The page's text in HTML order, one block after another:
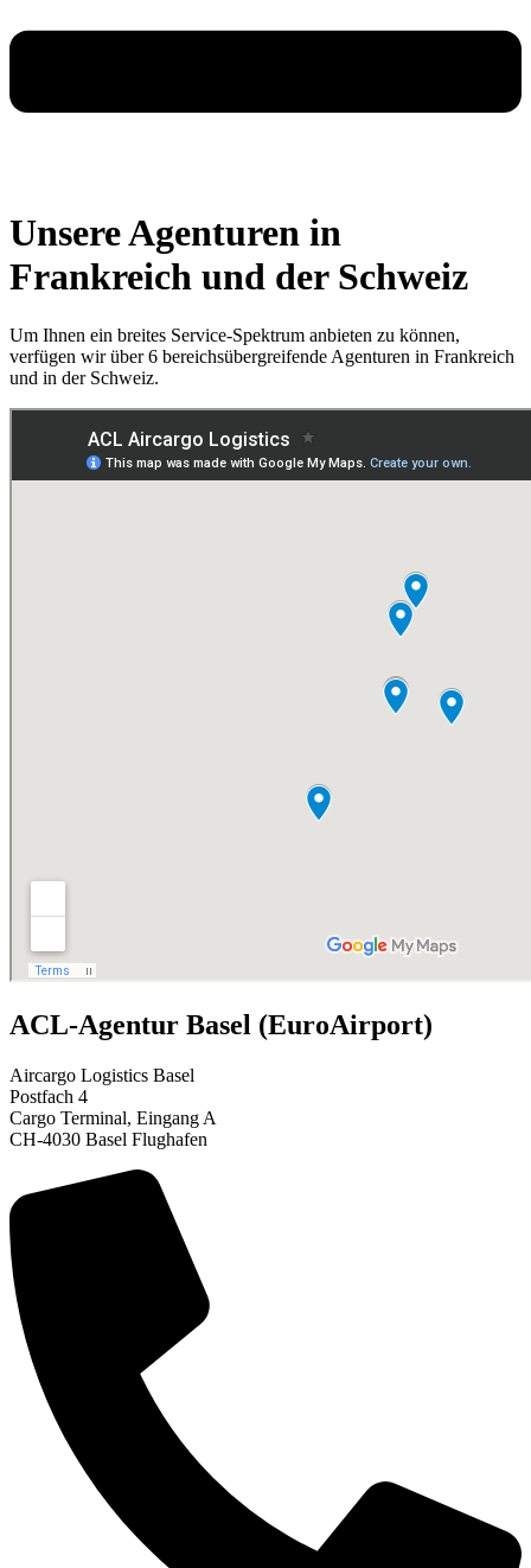
Unsere Agenturen in
Frankreich und der Schweiz
Um Ihnen ein breites Service-Spektrum anbieten zu können,
verfügen wir über 6 bereichsübergreifende Agenturen in Frankreich
und in der Schweiz.
ACL-Agentur Basel (EuroAirport)
Aircargo Logistics Basel
Postfach 4
Cargo Terminal, Eingang A
CH-4030 Basel Flughafen